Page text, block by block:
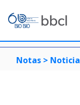
Notas > Noticia